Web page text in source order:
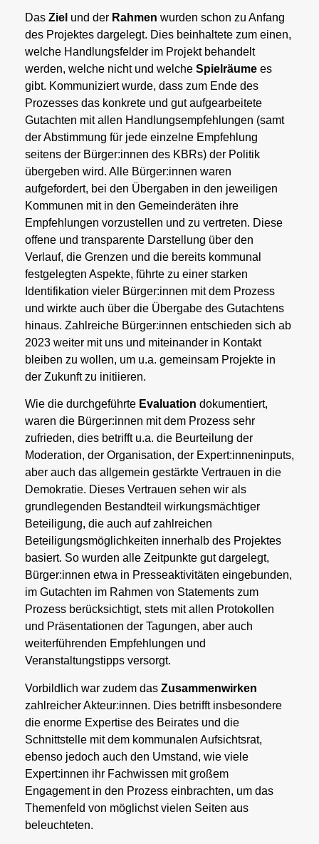
Das Ziel und der Rahmen wurden schon zu Anfang
des Projektes dargelegt. Dies beinhaltete zum einen,
welche Handlungsfelder im Projekt behandelt
werden, welche nicht und welche Spielräume es
gibt. Kommuniziert wurde, dass zum Ende des
Prozesses das konkrete und gut aufgearbeitete
Gutachten mit allen Handlungsempfehlungen (samt
der Abstimmung für jede einzelne Empfehlung
seitens der Bürger:innen des KBRs) der Politik
übergeben wird. Alle Bürger:innen waren
aufgefordert, bei den Übergaben in den jeweiligen
Kommunen mit in den Gemeinderäten ihre
Empfehlungen vorzustellen und zu vertreten. Diese
offene und transparente Darstellung über den
Verlauf, die Grenzen und die bereits kommunal
festgelegten Aspekte, führte zu einer starken
Identifikation vieler Bürger:innen mit dem Prozess
und wirkte auch über die Übergabe des Gutachtens
hinaus. Zahlreiche Bürger:innen entschieden sich ab
2023 weiter mit uns und miteinander in Kontakt
bleiben zu wollen, um u.a. gemeinsam Projekte in
der Zukunft zu initiieren.
Wie die durchgeführte Evaluation dokumentiert,
waren die Bürger:innen mit dem Prozess sehr
zufrieden, dies betrifft u.a. die Beurteilung der
Moderation, der Organisation, der Expert:inneninputs,
aber auch das allgemein gestärkte Vertrauen in die
Demokratie. Dieses Vertrauen sehen wir als
grundlegenden Bestandteil wirkungsmächtiger
Beteiligung, die auch auf zahlreichen
Beteiligungsmöglichkeiten innerhalb des Projektes
basiert. So wurden alle Zeitpunkte gut dargelegt,
Bürger:innen etwa in Presseaktivitäten eingebunden,
im Gutachten im Rahmen von Statements zum
Prozess berücksichtigt, stets mit allen Protokollen
und Präsentationen der Tagungen, aber auch
weiterführenden Empfehlungen und
Veranstaltungstipps versorgt.
Vorbildlich war zudem das Zusammenwirken
zahlreicher Akteur:innen. Dies betrifft insbesondere
die enorme Expertise des Beirates und die
Schnittstelle mit dem kommunalen Aufsichtsrat,
ebenso jedoch auch den Umstand, wie viele
Expert:innen ihr Fachwissen mit großem
Engagement in den Prozess einbrachten, um das
Themenfeld von möglichst vielen Seiten aus
beleuchteten.